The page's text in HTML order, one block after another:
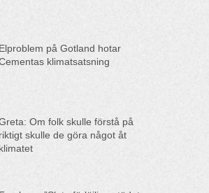
på Gotland hotar
klimatsatsning
Om folk skulle förstå på
skulle de göra något åt